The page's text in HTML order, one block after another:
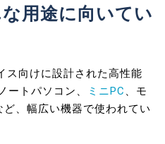
用途に向いてい
ス向けに設計された高性能
ートパソコン、
ミニPC 、モ
、幅広い機器で使われてい